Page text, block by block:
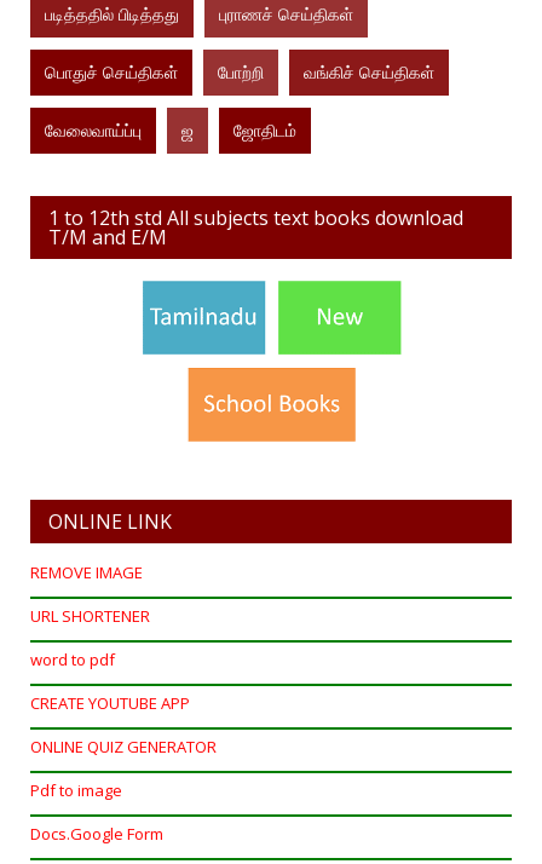
படித்ததில் பிடித்தது புராணச் செய்திகள்
பொதுச் செய்திகள் போற்றி வங்கிச் செய்திகள்
வேலைவாய்ப்பு ஜ ஜோதிடம்
1 to 12th std All subjects text books download
T/M and E/M
ONLINE LINK
REMOVE IMAGE
URL SHORTENER
word to pdf
CREATE YOUTUBE APP
ONLINE QUIZ GENERATOR
Pdf to image
Docs.Google Form